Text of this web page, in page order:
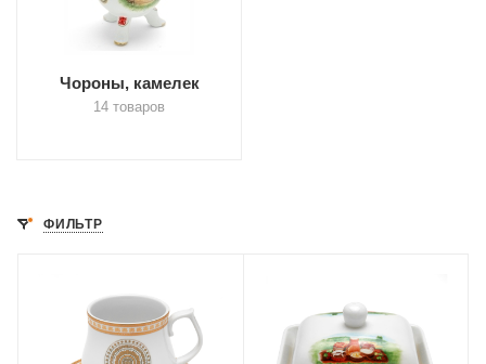
Чороны, камелек
14 товаров
ФИЛЬТР